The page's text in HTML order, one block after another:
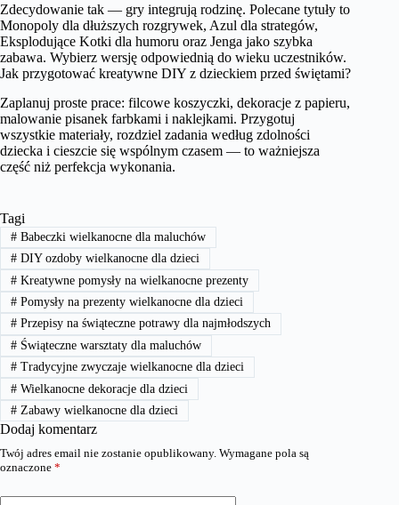
Zdecydowanie tak — gry integrują rodzinę. Polecane tytuły to
Monopoly dla dłuższych rozgrywek, Azul dla strategów,
Eksplodujące Kotki dla humoru oraz Jenga jako szybka
zabawa. Wybierz wersję odpowiednią do wieku uczestników.
Jak przygotować kreatywne DIY z dzieckiem przed świętami?
Zaplanuj proste prace: filcowe koszyczki, dekoracje z papieru,
malowanie pisanek farbkami i naklejkami. Przygotuj
wszystkie materiały, rozdziel zadania według zdolności
dziecka i cieszcie się wspólnym czasem — to ważniejsza
część niż perfekcja wykonania.
Tagi
#Babeczki wielkanocne dla maluchów
#DIY ozdoby wielkanocne dla dzieci
#Kreatywne pomysły na wielkanocne prezenty
#Pomysły na prezenty wielkanocne dla dzieci
#Przepisy na świąteczne potrawy dla najmłodszych
#Świąteczne warsztaty dla maluchów
#Tradycyjne zwyczaje wielkanocne dla dzieci
#Wielkanocne dekoracje dla dzieci
#Zabawy wielkanocne dla dzieci
Dodaj komentarz
Twój adres email nie zostanie opublikowany. Wymagane pola są
oznaczone *